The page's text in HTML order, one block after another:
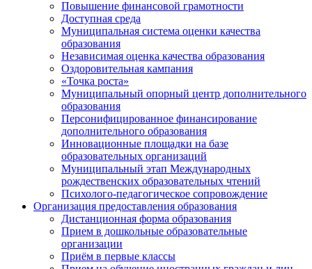
Повышение финансовой грамотности
Доступная среда
Муниципальная система оценки качества
образования
Независимая оценка качества образования
Оздоровительная кампания
«Точка роста»
Муниципальный опорный центр дополнительного
образования
Персонифицированное финансирование
дополнительного образования
Инновационные площадки на базе
образовательных организаций
Муниципальный этап Международных
рождественских образовательных чтений
Психолого-педагогическое сопровождение
Организация предоставления образования
Дистанционная форма образования
Прием в дошкольные образовательные
организации
Приём в первые классы